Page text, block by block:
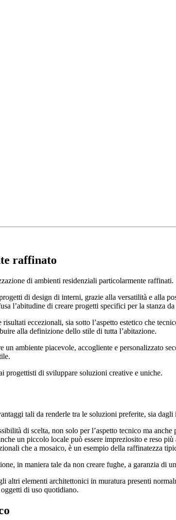
raffinato
di ambienti residenziali particolarmente raffinati.
di design di interni, grazie alla versatilità e alla
l’abitudine di creare progetti specifici per la stanza da
eccezionali, sia sotto l’aspetto estetico che
alla definizione dello stile di tutta l’abitazione.
ambiente piacevole, accogliente e personalizzato
progettisti di sviluppare soluzioni creative e uniche.
tali da renderle tra le soluzioni preferite, sia
di scelta, non solo per l’aspetto tecnico ma
un piccolo locale può essere impreziosito e reso
che a mosaico, è un esempio della raffinatezza
in maniera tale da non creare fughe, a garanzia di
elementi architettonici in muratura presenti
di uso quotidiano.